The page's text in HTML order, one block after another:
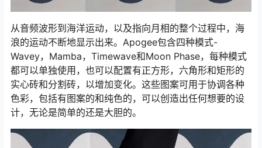
从音频波形到海洋运动，以及指向月相的整个过程中，海
浪的运动不断地显示出来。Apogee包含四种模式-
Wavey，Mamba，Timewave和Moon Phase，每种模式
都可以单独使用，也可以配置有正方形，六角形和矩形的
实心砖和分割砖，以增加变化。这些图案可用于协调各种
色彩，包括有图案的和纯色的，可以创造出任何想要的设
计，无论是简单的还是大胆的。